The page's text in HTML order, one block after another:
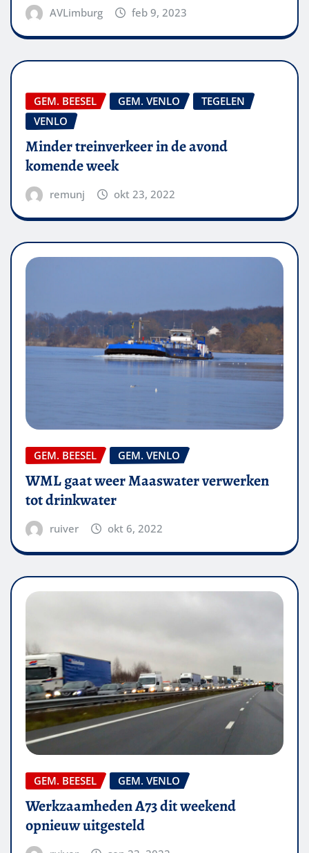
AVLimburg feb 9, 2023
GEM. BEESEL GEM. VENLO
TEGELEN
VENLO
Minder treinverkeer in de avond
komende week
remunj okt 23, 2022
GEM. BEESEL GEM. VENLO
WML gaat weer Maaswater verwerken
tot drinkwater
ruiver okt 6, 2022
GEM. BEESEL GEM. VENLO
Werkzaamheden A73 dit weekend
opnieuw uitgesteld